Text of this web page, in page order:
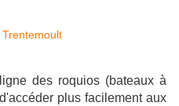
des roquios (bateaux à
plus facilement aux